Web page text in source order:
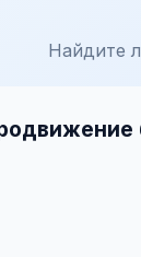
Найдите